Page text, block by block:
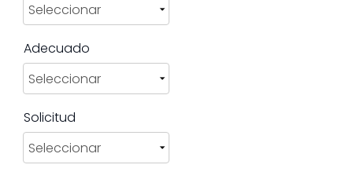
Adecuado
Solicitud